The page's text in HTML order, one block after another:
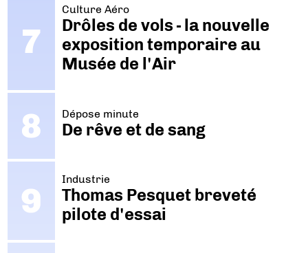
Culture Aéro
Drôles de vols - la nouvelle
exposition temporaire au
Musée de l'Air
Dépose minute
De rêve et de sang
Industrie
Thomas Pesquet breveté
pilote d'essai